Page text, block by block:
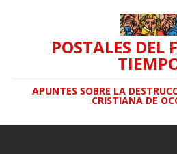
POSTALES DEL
APUNTES SOBRE LA
CRISTIANA DE